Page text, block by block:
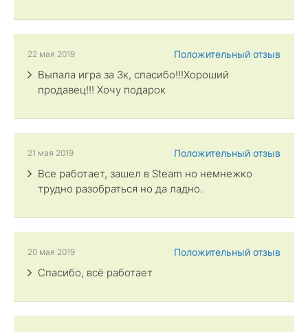
Положительный отзыв
22 мая 2019
Выпала игра за 3к, спасибо!!!Хороший
продавец!!! Хочу подарок
Положительный отзыв
21 мая 2019
Все работает, зашел в Steam но немнежко
трудно разобраться но да ладно.
Положительный отзыв
20 мая 2019
Спасибо, всё работает